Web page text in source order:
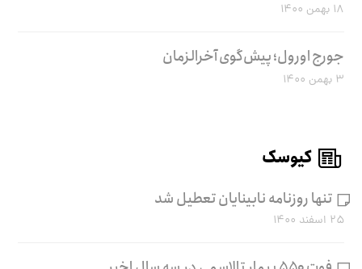
۱۸ بهمن ۱۴۰۰
جورج اورول؛ پیش‌گوی آخرالزمان
۳ بهمن ۱۴۰۰
کیوسک
تنها روزنامه نابینایان تعطیل شد
۲۵ اسفند ۱۴۰۰